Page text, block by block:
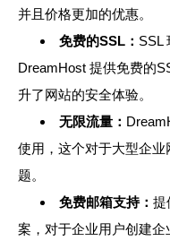
并且价格更加的优惠。
免费的SSL： SSL
DreamHost 提供免费的
升了网站的安全体验。
无限流量：
使用，这个对于大型企
题。
免费邮箱支持： 提
案，对于企业用户创建企